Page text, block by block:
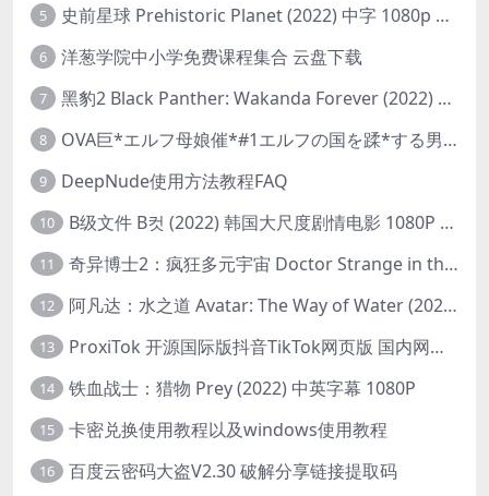
5 史前星球 Prehistoric Planet (2022) 中字 1080p 高清 阿里云盘 2022.5.27已更新全集
6 洋葱学院中小学免费课程集合 云盘下载
7 黑豹2 Black Panther: Wakanda Forever (2022) 高清版
8 OVA巨*エルフ母娘催*#1エルフの国を蹂*する男。汚された女王と姫
9 DeepNude使用方法教程FAQ
10 B级文件 B컷 (2022) 韩国大尺度剧情电影 1080P 中字
11 奇异博士2：疯狂多元宇宙 Doctor Strange in the Multiverse of Madness (2022) 高清版1080p
12 阿凡达：水之道 Avatar: The Way of Water (2022) 1080p 2k 4k 中文字幕
13 ProxiTok 开源国际版抖音TikTok网页版 国内网络直连
14 铁血战士：猎物 Prey (2022) 中英字幕 1080P
15 卡密兑换使用教程以及windows使用教程
16 百度云密码大盗V2.30 破解分享链接提取码